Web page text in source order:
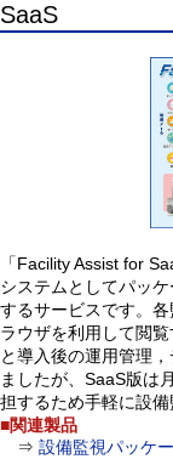
SaaS
「Facility Assist for
システムとしてパッ
するサービスです。
ラウザを利用して閲
と導入後の運用管理
ましたが、SaaS版は
担するため手軽に設備
■関連製品
⇒ 設備監視パッケ